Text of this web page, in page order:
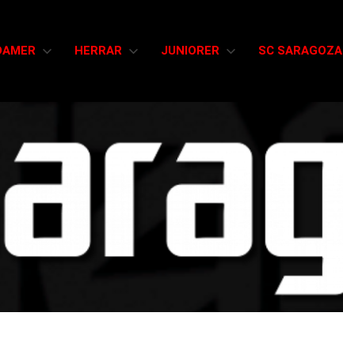
HERRAR JUNIORER SC SARAGOZA